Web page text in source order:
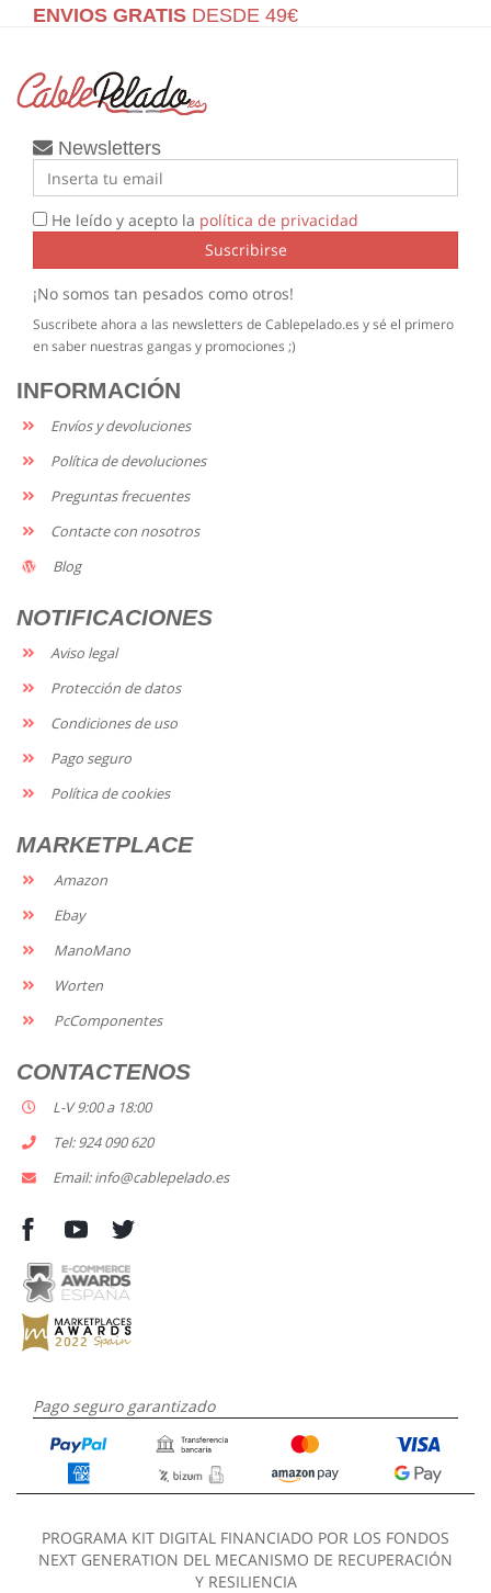
ENVIOS GRATIS DESDE 49€
Newsletters
He leído y acepto la política de privacidad
Suscribirse
¡No somos tan pesados como otros!
Suscribete ahora a las newsletters de Cablepelado.es y sé el primero
en saber nuestras gangas y promociones ;)
INFORMACIÓN
Envíos y devoluciones
Política de devoluciones
Preguntas frecuentes
Contacte con nosotros
Blog
NOTIFICACIONES
Aviso legal
Protección de datos
Condiciones de uso
Pago seguro
Política de cookies
MARKETPLACE
Amazon
Ebay
ManoMano
Worten
PcComponentes
CONTACTENOS
L-V 9:00 a 18:00
Tel: 924 090 620
Email: info@cablepelado.es
Pago seguro garantizado
PROGRAMA KIT DIGITAL FINANCIADO POR LOS FONDOS
NEXT GENERATION DEL MECANISMO DE RECUPERACIÓN
Y RESILIENCIA